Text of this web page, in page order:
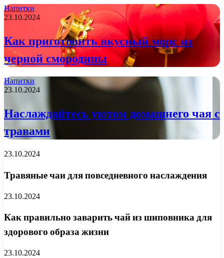
Напитки
23.10.2024
Как приготовить вкусный морс из
черной смородины
Напитки
23.10.2024
Наслаждайтесь уютом домашнего чая с
травами
23.10.2024
Травяные чаи для повседневного наслаждения
23.10.2024
Как правильно заварить чай из шиповника для
здорового образа жизни
23.10.2024